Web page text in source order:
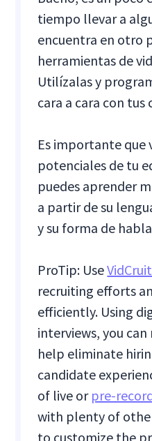
tiempo llevar a
encuentra en otro
herramientas de
Utilízalas y
cara a cara con tus
Es importante que
potenciales de tu
puedes aprender
a partir de su
y su forma de
ProTip: Use
recruiting efforts
efficiently. Using
interviews, you
help eliminate
candidate
of live or pre-
with plenty of
to customize the